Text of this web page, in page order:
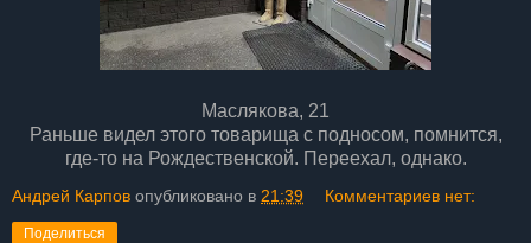
​Маслякова, 21
Раньше видел этого товарища с подносом, помнится,
где-то на Рождественской. Переехал, однако.
Андрей Карпов опубликовано в 21:39 Комментариев нет:
Поделиться